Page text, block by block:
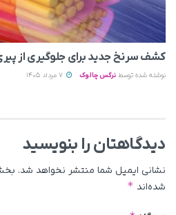
کشف سرنخ جدید برای جلوگیری از
نوشته شده توسط نرگس چالوک
دیدگاهتان را بنویسید
نشانی ایمیل شما منتشر نخواهد شد.
شده‌اند *